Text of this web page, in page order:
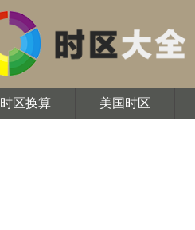
时区换算 美国时区